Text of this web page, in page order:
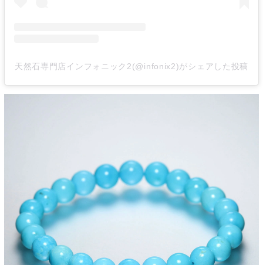
天然石専門店インフォニック2(@infonix2)がシェアした投稿